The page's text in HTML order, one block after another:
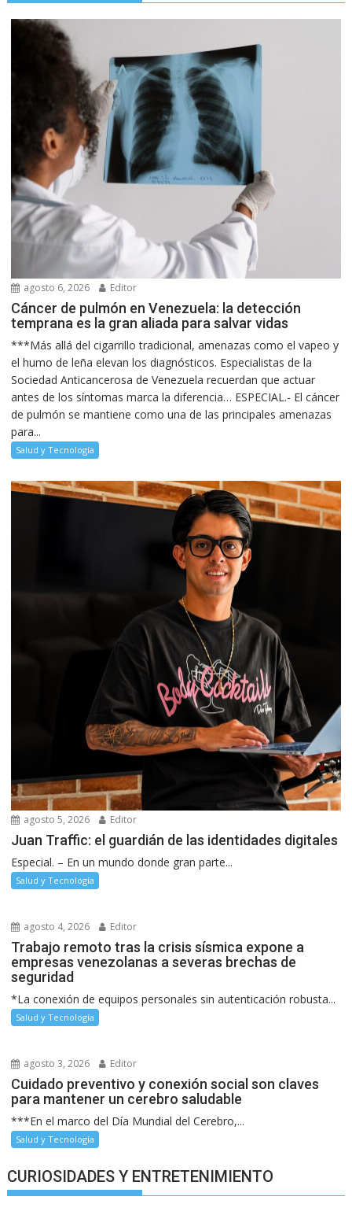
agosto 6, 2026 Editor
Cáncer de pulmón en Venezuela: la detección
temprana es la gran aliada para salvar vidas
***Más allá del cigarrillo tradicional, amenazas como el vapeo y
el humo de leña elevan los diagnósticos. Especialistas de la
Sociedad Anticancerosa de Venezuela recuerdan que actuar
antes de los síntomas marca la diferencia… ESPECIAL.- El cáncer
de pulmón se mantiene como una de las principales amenazas
para...
Salud y Tecnología
agosto 5, 2026 Editor
Juan Traffic: el guardián de las identidades digitales
Especial. – En un mundo donde gran parte...
Salud y Tecnología
agosto 4, 2026 Editor
Trabajo remoto tras la crisis sísmica expone a
empresas venezolanas a severas brechas de
seguridad
*La conexión de equipos personales sin autenticación robusta...
Salud y Tecnología
agosto 3, 2026 Editor
Cuidado preventivo y conexión social son claves
para mantener un cerebro saludable
***En el marco del Día Mundial del Cerebro,...
Salud y Tecnología
CURIOSIDADES Y ENTRETENIMIENTO